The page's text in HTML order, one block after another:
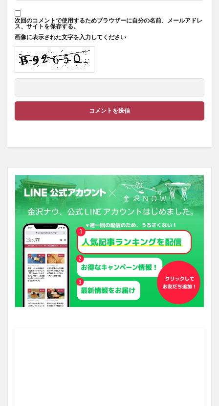
次回のコメントで使用するためブラウザーに自分の名前、メールアドレ
ス、サイトを保存する。
画像に表示された文字を入力してください